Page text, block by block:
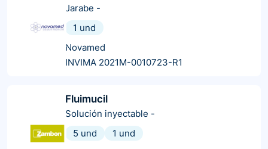
Jarabe -
1 und
Novamed
INVIMA 2021M-0010723-R1
Fluimucil
Solución inyectable -
5 und
1 und